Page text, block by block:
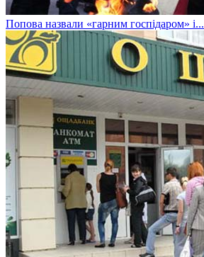
Попова назвали «гарним госпідаром» і...